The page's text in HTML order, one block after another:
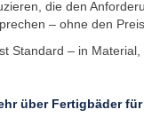
die den
– ohne den
Standard – in
über Fertigbäder